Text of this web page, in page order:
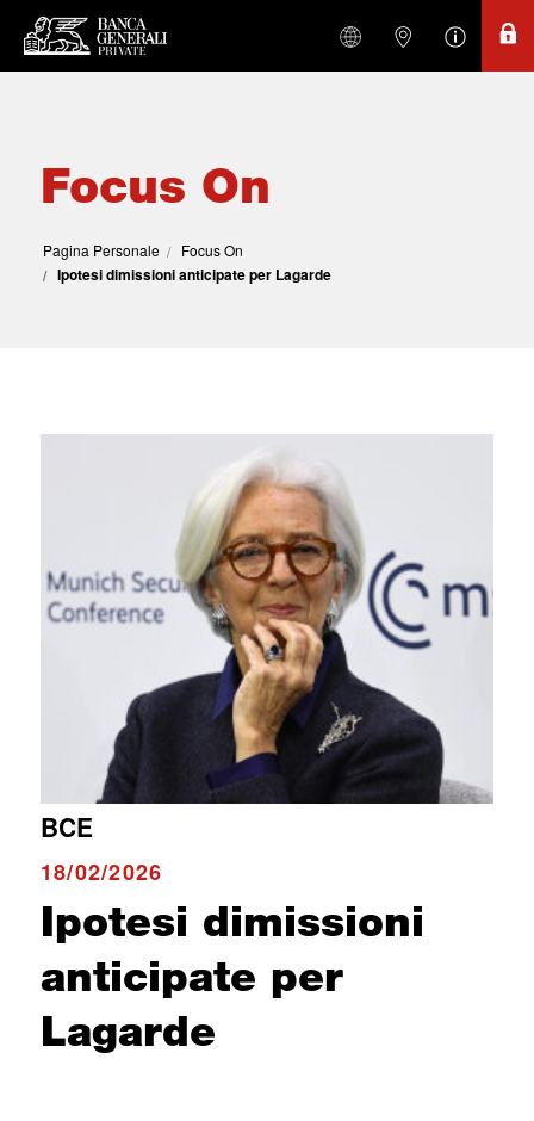
Focus On
Pagina Personale Focus On
Ipotesi dimissioni anticipate per Lagarde
BCE
18/02/2026
Ipotesi dimissioni
anticipate per
Lagarde